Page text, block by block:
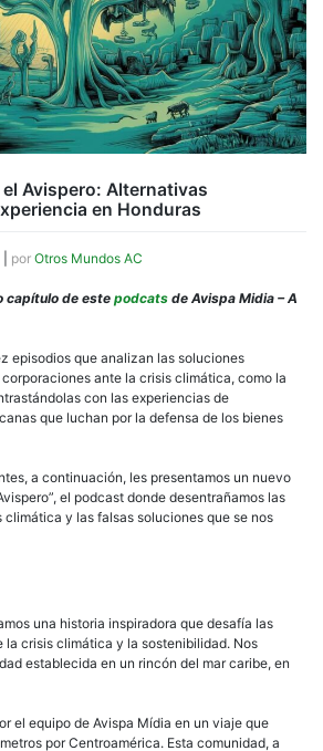
Avispero: Alternativas
en Honduras
por Otros Mundos AC
capítulo de este podcats de Avispa Midia – A
episodios que analizan las soluciones
ante la crisis climática, como la
con las experiencias de
que luchan por la defensa de los bienes
a continuación, les presentamos un nuevo
el podcast donde desentrañamos las
y las falsas soluciones que se nos
una historia inspiradora que desafía las
la crisis climática y la sostenibilidad. Nos
establecida en un rincón del mar caribe, en
el equipo de Avispa Mídia en un viaje que
por Centroamérica. Esta comunidad, a